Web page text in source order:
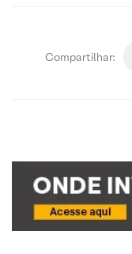
Compartilhar: